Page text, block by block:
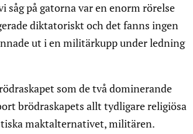
såg på gatorna var en enorm rörelse
diktatoriskt och det fanns ingen
ut i en militärkupp under ledning
som de två dominerande
brödraskapets allt tydligare religiösa
maktalternativet, militären.